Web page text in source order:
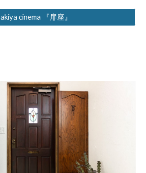
akiya cinema 『扉座』